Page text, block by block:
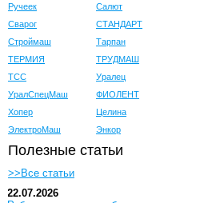
Ручеек
Салют
Сварог
СТАНДАРТ
Строймаш
Тарпан
ТЕРМИЯ
ТРУДМАШ
ТСС
Уралец
УралСпецМаш
ФИОЛЕНТ
Хопер
Целина
ЭлектроМаш
Энкор
Полезные статьи
>>Все статьи
22.07.2026